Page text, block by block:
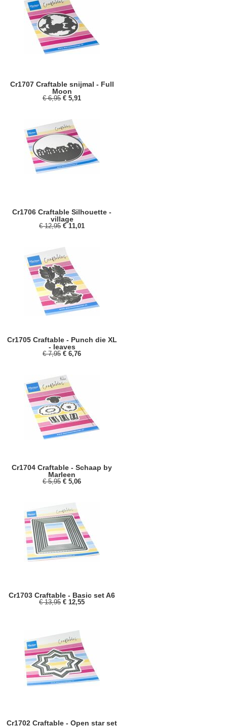
Cr1707 Craftable snijmal - Full
Moon
€ 6,95 € 5,91
Cr1706 Craftable Silhouette -
village
€ 12,95 € 11,01
Cr1705 Craftable - Punch die XL
- leaves
€ 7,95 € 6,76
Cr1704 Craftable - Schaap by
Marleen
€ 5,95 € 5,06
Cr1703 Craftable - Basic set A6
€ 13,95 € 12,55
Cr1702 Craftable - Open star set